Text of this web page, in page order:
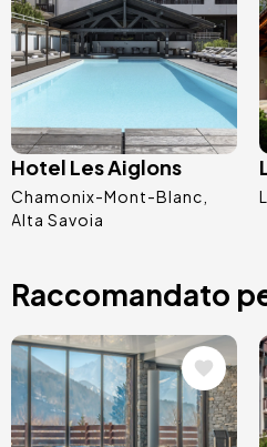
Hotel Les Aiglons
Chamonix-Mont-Blanc
Alta Savoia
Raccomandato
Immagine